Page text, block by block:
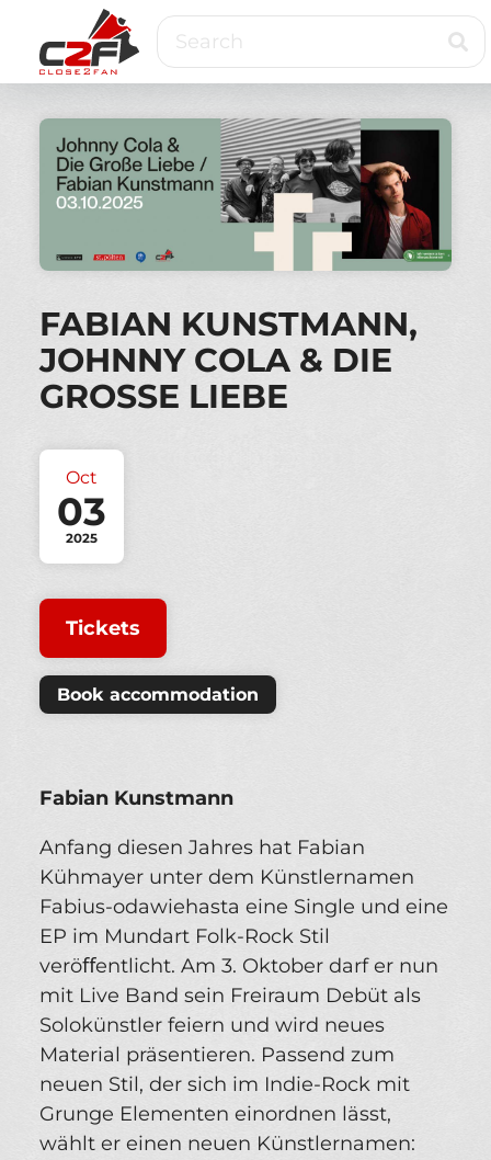
main
content
to
fan
VIP
ticketing
Search
FABIAN KUNSTMANN,
JOHNNY COLA & DIE
GROSSE LIEBE
Oct
03
2025
Tickets
Book accommodation
Fabian Kunstmann
Anfang diesen Jahres hat Fabian
Kühmayer unter dem Künstlernamen
Fabius-odawiehasta eine Single und eine
EP im Mundart Folk-Rock Stil
veröﬀentlicht. Am 3. Oktober darf er nun
mit Live Band sein Freiraum Debüt als
Solokünstler feiern und wird neues
Material präsentieren. Passend zum
neuen Stil, der sich im Indie-Rock mit
Grunge Elementen einordnen lässt,
wählt er einen neuen Künstlernamen: